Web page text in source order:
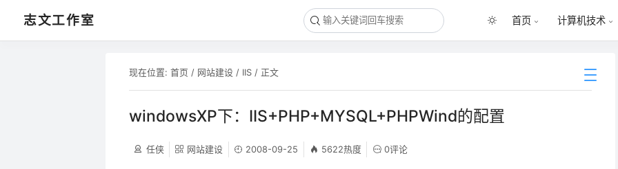
志文工作室 首页 计算机技术
现在位置: 首页 / 网站建设/ IIS/ 正文
windowsXP下：IIS+PHP+MYSQL+PHPWind的配置
任侠 网站建设 2008-09-25 5622热度 0评论